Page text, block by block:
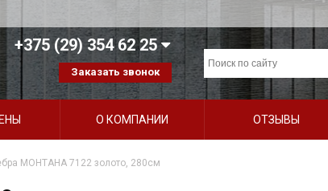
+375 (29) 354 62 25
Заказать звонок
О КОМПАНИИ ОТЗЫВЫ
МОНТАНА 7122 золото, 280см